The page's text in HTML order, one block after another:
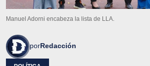
Manuel Adorni encabeza la lista de LLA.
porRedacción